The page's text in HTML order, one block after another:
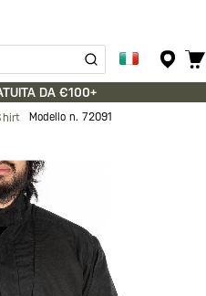
DA €100+
Modello n. 72091